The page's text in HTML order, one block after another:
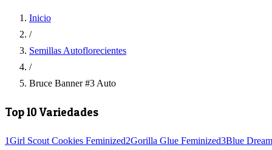
Inicio
/
Semillas Autoflorecientes
/
Bruce Banner #3 Auto
Top 10 Variedades
1Girl Scout Cookies Feminized2Gorilla Glue Feminized3Blue Dream